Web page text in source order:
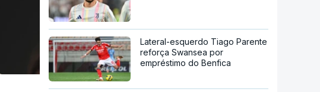
Lateral-esquerdo Tiago Parente
reforça Swansea por
empréstimo do Benfica